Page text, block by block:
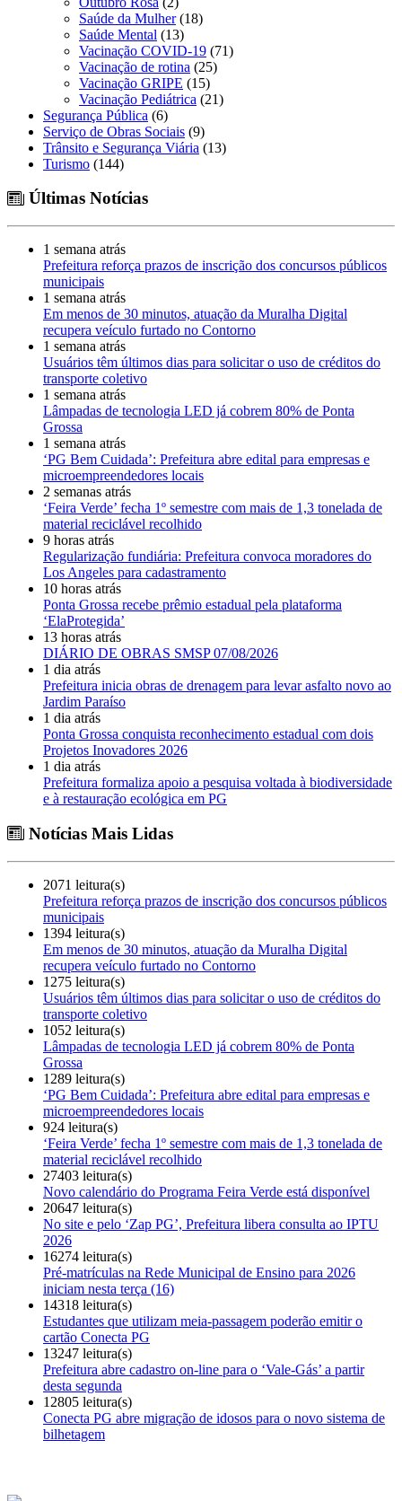
Saúde da Mulher(18)
Saúde Mental (13)
Vacinação COVID-19 (71)
Vacinação de rotina (25)
Vacinação GRIPE (15)
Vacinação Pediátrica (21)
Segurança Pública (6)
Serviço de Obras Sociais (9)
Trânsito e Segurança Viária (13)
Turismo (144)
Últimas Notícias
1 semana atrás
Prefeitura reforça prazos de inscrição dos concursos públicos
municipais
1 semana atrás
Em menos de 30 minutos, atuação da Muralha Digital
recupera veículo furtado no Contorno
1 semana atrás
Usuários têm últimos dias para solicitar o uso de créditos do
transporte coletivo
1 semana atrás
Lâmpadas de tecnologia LED já cobrem 80% de Ponta
Grossa
1 semana atrás
‘PG Bem Cuidada’: Prefeitura abre edital para empresas e
microempreendedores locais
2 semanas atrás
‘Feira Verde’ fecha 1º semestre com mais de 1,3 tonelada de
material reciclável recolhido
9 horas atrás
Regularização fundiária: Prefeitura convoca moradores do
Los Angeles para cadastramento
10 horas atrás
Ponta Grossa recebe prêmio estadual pela plataforma
‘ElaProtegida’
13 horas atrás
DIÁRIO DE OBRAS SMSP 07/08/2026
1 dia atrás
Prefeitura inicia obras de drenagem para levar asfalto novo ao
Jardim Paraíso
1 dia atrás
Ponta Grossa conquista reconhecimento estadual com dois
Projetos Inovadores 2026
1 dia atrás
Prefeitura formaliza apoio a pesquisa voltada à biodiversidade
e à restauração ecológica em PG
Notícias Mais Lidas
2071 leitura(s)
Prefeitura reforça prazos de inscrição dos concursos públicos
municipais
1394 leitura(s)
Em menos de 30 minutos, atuação da Muralha Digital
recupera veículo furtado no Contorno
1275 leitura(s)
Usuários têm últimos dias para solicitar o uso de créditos do
transporte coletivo
1052 leitura(s)
Lâmpadas de tecnologia LED já cobrem 80% de Ponta
Grossa
1289 leitura(s)
‘PG Bem Cuidada’: Prefeitura abre edital para empresas e
microempreendedores locais
924 leitura(s)
‘Feira Verde’ fecha 1º semestre com mais de 1,3 tonelada de
material reciclável recolhido
27403 leitura(s)
Novo calendário do Programa Feira Verde está disponível
20647 leitura(s)
No site e pelo ‘Zap PG’, Prefeitura libera consulta ao IPTU
2026
16274 leitura(s)
Pré-matrículas na Rede Municipal de Ensino para 2026
iniciam nesta terça (16)
14318 leitura(s)
Estudantes que utilizam meia-passagem poderão emitir o
cartão Conecta PG
13247 leitura(s)
Prefeitura abre cadastro on-line para o ‘Vale-Gás’ a partir
desta segunda
12805 leitura(s)
Conecta PG abre migração de idosos para o novo sistema de
bilhetagem